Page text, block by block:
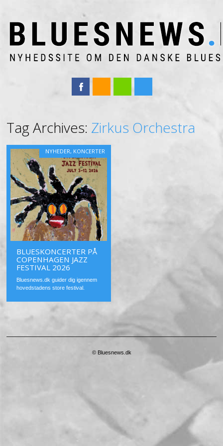
Main menu
content
Tag Archives: Zirkus Orchestra
NYHEDER, KONCERTER
BLUESKONCERTER PÅ
COPENHAGEN JAZZ
FESTIVAL 2026
Bluesnews.dk guider dig igennem
hovedstadens store festival.
© Bluesnews.dk